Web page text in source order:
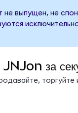
не выпущен, не
JNJon за